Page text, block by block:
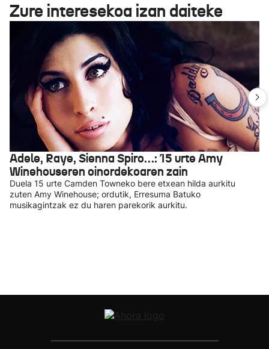
Zure interesekoa izan daiteke
Adele, Raye, Sienna Spiro…: 15 urte Amy
Winehouseren oinordekoaren zain
Duela 15 urte Camden Towneko bere etxean hilda aurkitu
zuten Amy Winehouse; ordutik, Erresuma Batuko
musikagintzak ez du haren parekorik aurkitu.